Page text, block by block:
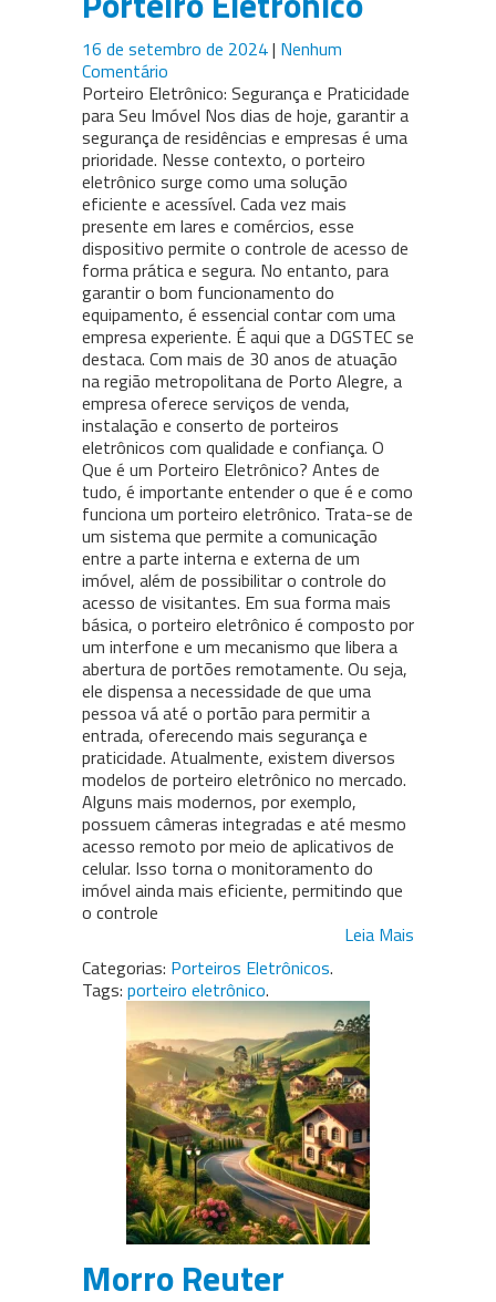
16 de setembro de 2024| Nenhum
Comentário
Porteiro Eletrônico: Segurança e Praticidade
para Seu Imóvel Nos dias de hoje, garantir a
segurança de residências e empresas é uma
prioridade. Nesse contexto, o porteiro
eletrônico surge como uma solução
eficiente e acessível. Cada vez mais
presente em lares e comércios, esse
dispositivo permite o controle de acesso de
forma prática e segura. No entanto, para
garantir o bom funcionamento do
equipamento, é essencial contar com uma
empresa experiente. É aqui que a DGSTEC se
destaca. Com mais de 30 anos de atuação
na região metropolitana de Porto Alegre, a
empresa oferece serviços de venda,
instalação e conserto de porteiros
eletrônicos com qualidade e confiança. O
Que é um Porteiro Eletrônico? Antes de
tudo, é importante entender o que é e como
funciona um porteiro eletrônico. Trata-se de
um sistema que permite a comunicação
entre a parte interna e externa de um
imóvel, além de possibilitar o controle do
acesso de visitantes. Em sua forma mais
básica, o porteiro eletrônico é composto por
um interfone e um mecanismo que libera a
abertura de portões remotamente. Ou seja,
ele dispensa a necessidade de que uma
pessoa vá até o portão para permitir a
entrada, oferecendo mais segurança e
praticidade. Atualmente, existem diversos
modelos de porteiro eletrônico no mercado.
Alguns mais modernos, por exemplo,
possuem câmeras integradas e até mesmo
acesso remoto por meio de aplicativos de
celular. Isso torna o monitoramento do
imóvel ainda mais eficiente, permitindo que
o controle
Leia Mais
Categorias: Porteiros Eletrônicos.
Tags: porteiro eletrônico.
Morro Reuter